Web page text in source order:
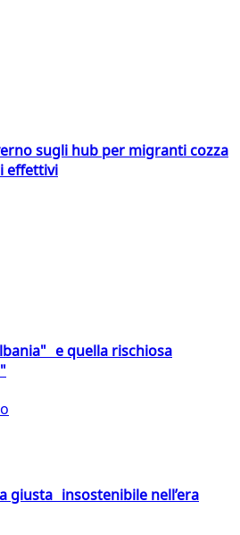
sugli hub per migranti cozza
effettivi
e quella rischiosa
giusta insostenibile nell’era